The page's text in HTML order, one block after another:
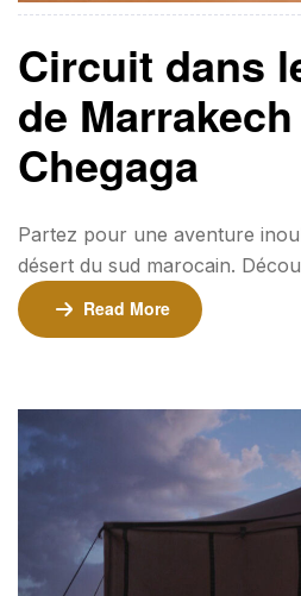
Circuit dans
de
Chegaga
Partez pour une aventure
désert du sud marocain.
fascinants, plongez dans la
explorez les plus hautes dunes
personne (pour les groupes
Read More